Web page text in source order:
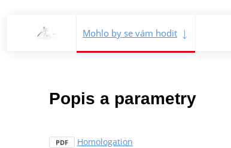
Mohlo by se vám hodit
Popis a parametry
PDF Homologation